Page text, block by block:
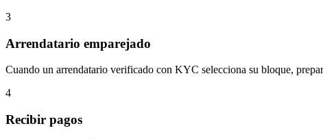
3
Arrendatario emparejado
Cuando un arrendatario verificado con KYC selecciona su bloque,
4
Recibir pagos